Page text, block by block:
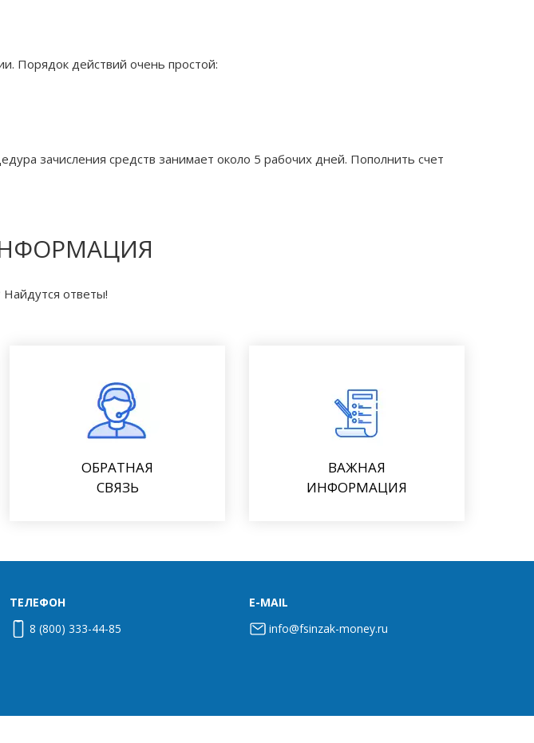
Порядок действий очень простой:
зачисления средств занимает около 5 рабочих дней. Пополнить счет
ответы!
ОБРАТНАЯ
СВЯЗЬ
ВАЖНАЯ
ИНФОРМАЦИЯ
ТЕЛЕФОН
8 (800) 333-44-85
E-MAIL
info@fsinzak-money.ru